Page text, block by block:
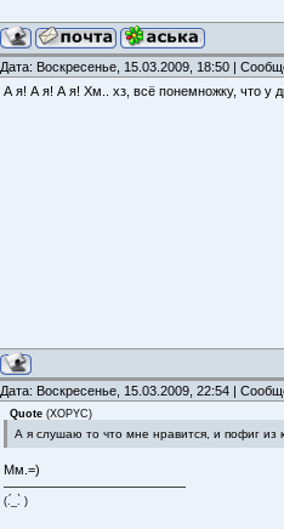
Дата: Воскресенье, 15.03.2009, 18:50 |
А я! А я! А я! Хм.. хз, всё понемножку, что у
Дата: Воскресенье, 15.03.2009, 22:54 |
Quote (XOPYC)
А я слушаю то что мне нравится, и пофиг из
Мм.=)
(.́_.̀ )